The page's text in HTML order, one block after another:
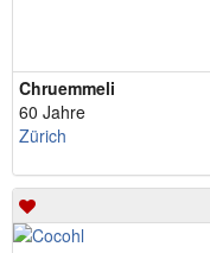
Chruemmeli
60 Jahre
Zürich